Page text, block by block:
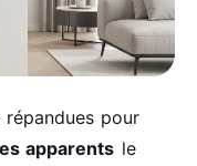
pour
apparents le